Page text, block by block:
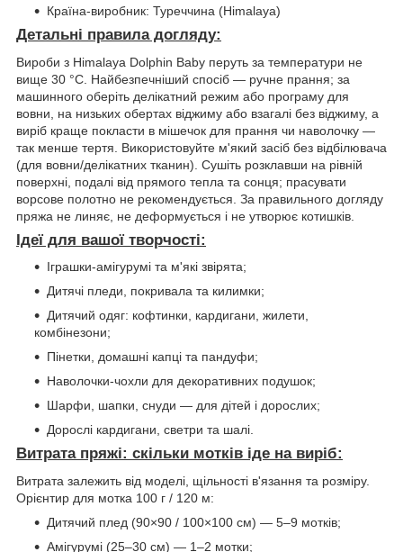
Країна-виробник: Туреччина (Himalaya)
Детальні правила догляду:
Вироби з Himalaya Dolphin Baby перуть за температури не
вище 30 °C. Найбезпечніший спосіб — ручне прання; за
машинного оберіть делікатний режим або програму для
вовни, на низьких обертах віджиму або взагалі без віджиму, а
виріб краще покласти в мішечок для прання чи наволочку —
так менше тертя. Використовуйте м'який засіб без відбілювача
(для вовни/делікатних тканин). Сушіть розклавши на рівній
поверхні, подалі від прямого тепла та сонця; прасувати
ворсове полотно не рекомендується. За правильного догляду
пряжа не линяє, не деформується і не утворює котишків.
Ідеї для вашої творчості:
Іграшки-амігурумі та м'які звірята;
Дитячі пледи, покривала та килимки;
Дитячий одяг: кофтинки, кардигани, жилети,
комбінезони;
Пінетки, домашні капці та пандуфи;
Наволочки-чохли для декоративних подушок;
Шарфи, шапки, снуди — для дітей і дорослих;
Дорослі кардигани, светри та шалі.
Витрата пряжі: скільки мотків іде на виріб:
Витрата залежить від моделі, щільності в'язання та розміру.
Орієнтир для мотка 100 г / 120 м:
Дитячий плед (90×90 / 100×100 см) — 5–9 мотків;
Амігурумі (25–30 см) — 1–2 мотки;